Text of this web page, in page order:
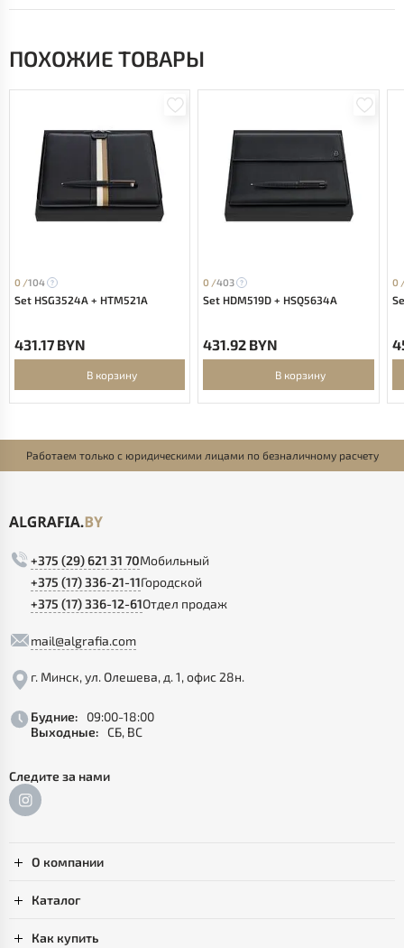
ПОХОЖИЕ ТОВАРЫ
0 /104
Set HSG3524A + HTM521A
431.17 BYN
В корзину
0 /403
Set HDM519D + HSQ5634A
431.92 BYN
В корзину
0
Работаем только с юридическими лицами по безналичному расчету
+375 (29) 621 31 70Мобильный
+375 (17) 336-21-11Городской
+375 (17) 336-12-61Отдел продаж
mail@algrafia.com
г. Минск, ул. Олешева, д. 1, офис 28н.
Будние:
09:00-18:00
Выходные: СБ, ВС
Следите за нами
О компании
Каталог
Как купить